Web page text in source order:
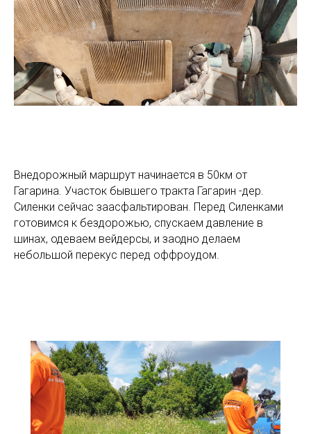
Внедорожный маршрут начинается в 50км от
Гагарина. Участок бывшего тракта Гагарин -дер.
Силенки сейчас заасфальтирован. Перед Силенками
готовимся к бездорожью, спускаем давление в
шинах, одеваем вейдерсы, и заодно делаем
небольшой перекус перед оффроудом.